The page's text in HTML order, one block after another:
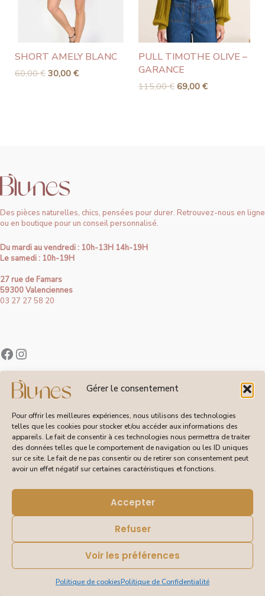
Gérer le consentement
Pour offrir les meilleures expériences, nous utilisons des technologies
telles que les cookies pour stocker et/ou accéder aux informations des
appareils. Le fait de consentir à ces technologies nous permettra de traiter
des données telles que le comportement de navigation ou les ID uniques
sur ce site. Le fait de ne pas consentir ou de retirer son consentement peut
avoir un effet négatif sur certaines caractéristiques et fonctions.
Accepter
Refuser
Voir les préférences
Politique de cookiesPolitique de Confidentialité
SHORT AMELY BLANC
60,00€ 30,00 €
PULL TIMOTHE OLIVE –
GARANCE
115,00€ 69,00 €
Des pièces naturelles, chics, pensées pour durer. Retrouvez-nous en ligne
ou en boutique pour un conseil personnalisé.
Du mardi au vendredi : 10h-13H 14h-19H
Le samedi : 10h-19H
27 rue de Famars
59300 Valenciennes
03 27 27 58 20
Contact
À Propos de Blunes
CGV
Livraisons et Retours
Mentions Légales
Politique de Confidentialité
© 2026 Blunes – Tous droits réservés | Site réalisé pour
Blunes par DEBORAISSANCE